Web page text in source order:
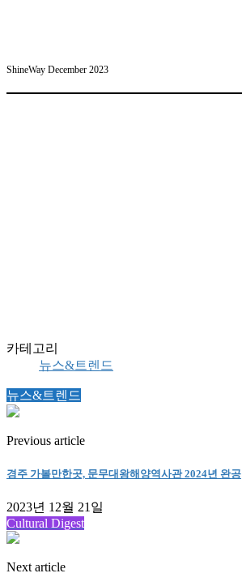
ShineWay December 2023
카테고리
뉴스&트렌드
뉴스&트렌드
Previous article
경주 가볼만한곳, 문무대왕해양역사관 2024년 완공
2023년 12월 21일
Cultural Digest
Next article